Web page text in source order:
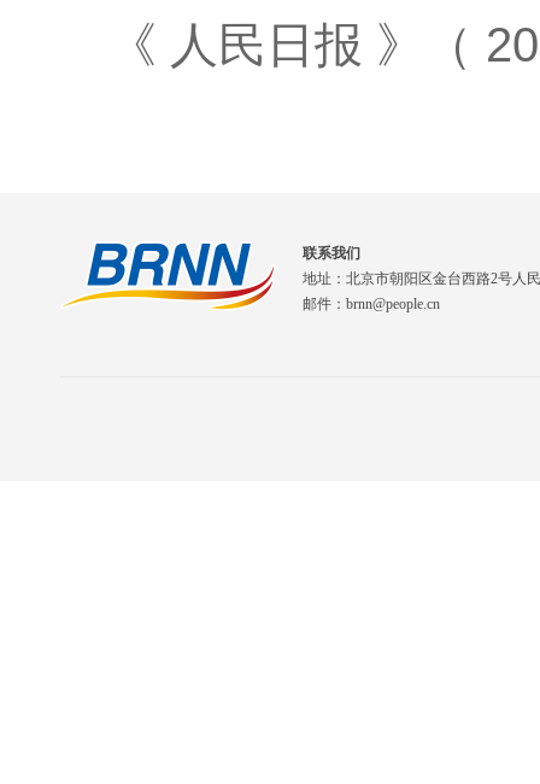
《 人民日报 》（
联系我们
地址：北京市朝阳区金台西路2号人
邮件：brnn@people.cn